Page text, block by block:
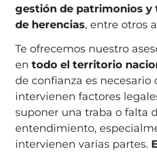
gestión de patrimonios y
de herencias, entre otros
Te ofrecemos nuestro
en todo el territorio
de confianza es necesario
intervienen factores
suponer una traba o falta
entendimiento,
intervienen varias partes.